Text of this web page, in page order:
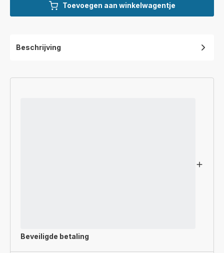
Toevoegen aan winkelwagentje
Beschrijving
Beveiligde betaling